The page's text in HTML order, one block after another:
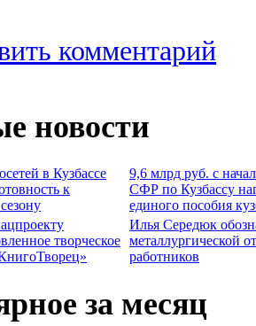
комментарий
новости
в Кузбассе
к
9,6 млрд руб. с
СФР по Кузбассу
единого пособия
творческое
Илья Середюк
металлургической
работников
за месяц